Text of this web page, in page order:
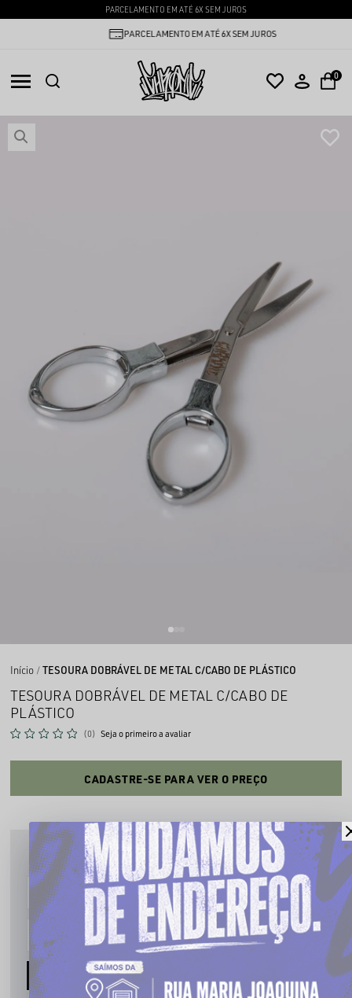
PARCELAMENTO EM ATÉ 6X SEM JUROS
PARCELAMENTO EM ATÉ 6X SEM JUROS
0
Início TESOURA DOBRÁVEL DE METAL C/CABO DE PLÁSTICO
TESOURA DOBRÁVEL DE METAL C/CABO DE
PLÁSTICO
(0) Seja o primeiro a avaliar
CADASTRE-SE PARA VER O PREÇO
PRODUTO INDISPONÍVEL
Cadastre seu email que te avisaremos quando estiver disponível:
AVISE-ME